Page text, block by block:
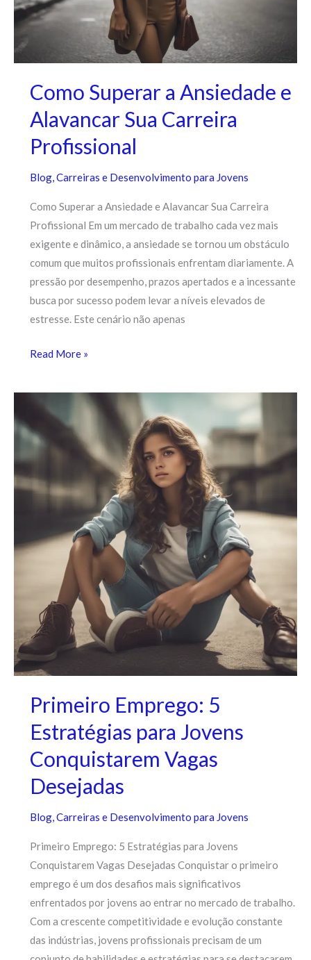
Como Superar a Ansiedade e
Alavancar Sua Carreira
Profissional
Blog,Carreiras e Desenvolvimento para Jovens
Como Superar a Ansiedade e Alavancar Sua Carreira
Profissional Em um mercado de trabalho cada vez mais
exigente e dinâmico, a ansiedade se tornou um obstáculo
comum que muitos profissionais enfrentam diariamente. A
pressão por desempenho, prazos apertados e a incessante
busca por sucesso podem levar a níveis elevados de
estresse. Este cenário não apenas
Read More »
Primeiro Emprego: 5
Estratégias para Jovens
Conquistarem Vagas
Desejadas
Blog,Carreiras e Desenvolvimento para Jovens
Primeiro Emprego: 5 Estratégias para Jovens
Conquistarem Vagas Desejadas Conquistar o primeiro
emprego é um dos desafios mais significativos
enfrentados por jovens ao entrar no mercado de trabalho.
Com a crescente competitividade e evolução constante
das indústrias, jovens profissionais precisam de um
Emprego:
5
Estratégias
para
Jovens
Conquistarem
Desejadas